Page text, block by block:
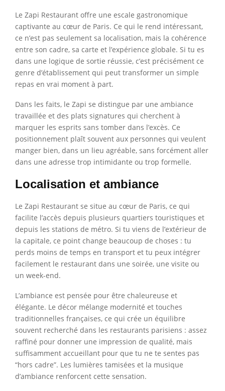
Le Zapi Restaurant offre une escale gastronomique
captivante au cœur de Paris. Ce qui le rend intéressant,
ce n’est pas seulement sa localisation, mais la cohérence
entre son cadre, sa carte et l’expérience globale. Si tu es
dans une logique de sortie réussie, c’est précisément ce
genre d’établissement qui peut transformer un simple
repas en vrai moment à part.
Dans les faits, le Zapi se distingue par une ambiance
travaillée et des plats signatures qui cherchent à
marquer les esprits sans tomber dans l’excès. Ce
positionnement plaît souvent aux personnes qui veulent
manger bien, dans un lieu agréable, sans forcément aller
dans une adresse trop intimidante ou trop formelle.
Localisation et ambiance
Le Zapi Restaurant se situe au cœur de Paris, ce qui
facilite l’accès depuis plusieurs quartiers touristiques et
depuis les stations de métro. Si tu viens de l’extérieur de
la capitale, ce point change beaucoup de choses : tu
perds moins de temps en transport et tu peux intégrer
facilement le restaurant dans une soirée, une visite ou
un week-end.
L’ambiance est pensée pour être chaleureuse et
élégante. Le décor mélange modernité et touches
traditionnelles françaises, ce qui crée un équilibre
souvent recherché dans les restaurants parisiens : assez
raffiné pour donner une impression de qualité, mais
suffisamment accueillant pour que tu ne te sentes pas
“hors cadre”. Les lumières tamisées et la musique
d’ambiance renforcent cette sensation.